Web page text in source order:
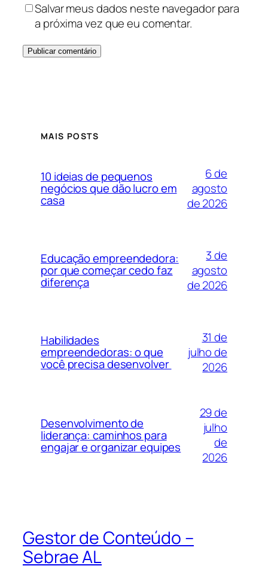
Salvar meus dados neste navegador para
a próxima vez que eu comentar.
MAIS POSTS
10 ideias de pequenos
negócios que dão lucro em
casa
6 de
agosto
de 2026
Educação empreendedora:
por que começar cedo faz
diferença
3 de
agosto
de 2026
Habilidades
empreendedoras: o que
você precisa desenvolver
31 de
julho de
2026
Desenvolvimento de
liderança: caminhos para
engajar e organizar equipes
29 de
julho
de
2026
Gestor de Conteúdo –
Sebrae AL